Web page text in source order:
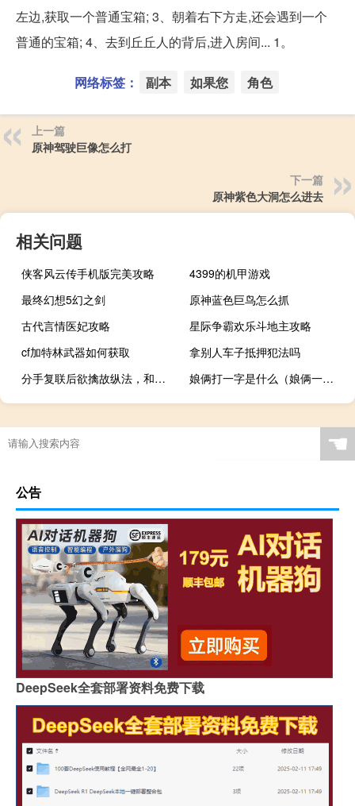
左边,获取一个普通宝箱; 3、朝着右下方走,还会遇到一个
普通的宝箱; 4、去到丘丘人的背后,进入房间... 1。
网络标签： 副本 如果您 角色
上一篇
原神驾驶巨像怎么打
下一篇
原神紫色大洞怎么进去
相关问题
侠客风云传手机版完美攻略
4399的机甲游戏
最终幻想5幻之剑
原神蓝色巨鸟怎么抓
古代言情医妃攻略
星际争霸欢乐斗地主攻略
cf加特林武器如何获取
拿别人车子抵押犯法吗
分手复联后欲擒故纵法，和前任复合的套路聊天
娘俩打一字是什么（娘俩一块干）
☚
公告
DeepSeek全套部署资料免费下载